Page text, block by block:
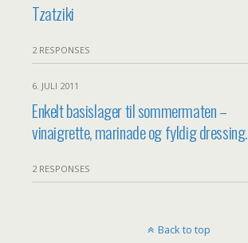
Tzatziki
2 RESPONSES
6. JULI 2011
Enkelt basislager til sommermaten –
vinaigrette, marinade og fyldig dressing.
2 RESPONSES
Back to top